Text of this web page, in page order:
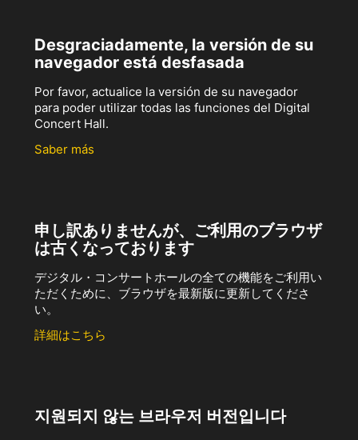
Desgraciadamente, la versión de su
navegador está desfasada
Por favor, actualice la versión de su navegador
para poder utilizar todas las funciones del Digital
Concert Hall.
Saber más
申し訳ありませんが、ご利用のブラウザ
は古くなっております
デジタル・コンサートホールの全ての機能をご利用い
ただくために、ブラウザを最新版に更新してくださ
い。
詳細はこちら
지원되지 않는 브라우저 버전입니다